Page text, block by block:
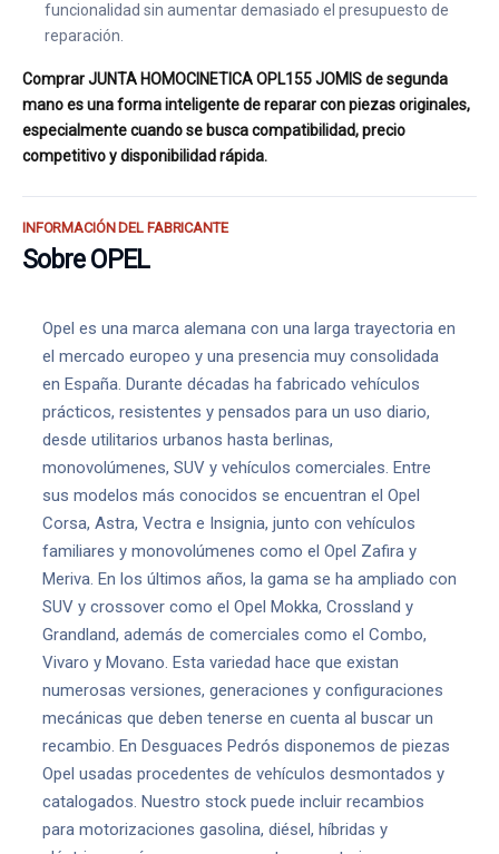
funcionalidad sin aumentar demasiado el presupuesto de
reparación.
Comprar JUNTA HOMOCINETICA OPL155 JOMIS de segunda
mano es una forma inteligente de reparar con piezas originales,
especialmente cuando se busca compatibilidad, precio
competitivo y disponibilidad rápida.
INFORMACIÓN DEL FABRICANTE
Sobre OPEL
Opel es una marca alemana con una larga trayectoria en
el mercado europeo y una presencia muy consolidada
en España. Durante décadas ha fabricado vehículos
prácticos, resistentes y pensados para un uso diario,
desde utilitarios urbanos hasta berlinas,
monovolúmenes, SUV y vehículos comerciales. Entre
sus modelos más conocidos se encuentran el Opel
Corsa, Astra, Vectra e Insignia, junto con vehículos
familiares y monovolúmenes como el Opel Zafira y
Meriva. En los últimos años, la gama se ha ampliado con
SUV y crossover como el Opel Mokka, Crossland y
Grandland, además de comerciales como el Combo,
Vivaro y Movano. Esta variedad hace que existan
numerosas versiones, generaciones y configuraciones
mecánicas que deben tenerse en cuenta al buscar un
recambio. En Desguaces Pedrós disponemos de piezas
Opel usadas procedentes de vehículos desmontados y
catalogados. Nuestro stock puede incluir recambios
para motorizaciones gasolina, diésel, híbridas y